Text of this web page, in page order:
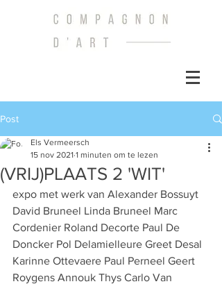
Post
(VRIJ)PLAATS 2 'WIT'
Els Vermeersch
15 nov 2021 1 minuten om te lezen
expo met werk van Alexander Bossuyt
David Bruneel Linda Bruneel Marc
Cordenier Roland Decorte Paul De
Doncker Pol Delamielleure Greet Desal
Karinne Ottevaere Paul Perneel Geert
Roygens Annouk Thys Carlo Van